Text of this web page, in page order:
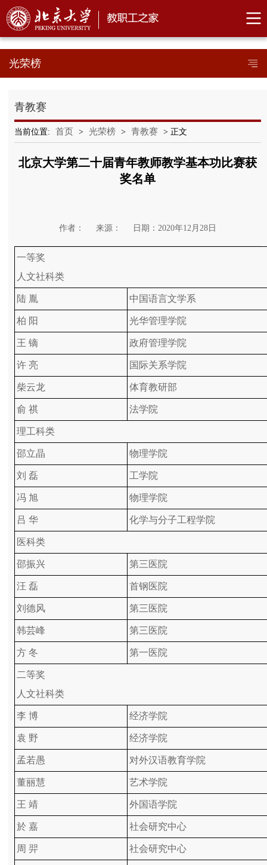
光荣榜
青教赛
当前位置: 首页 > 光荣榜 > 青教赛 > 正文
北京大学第二十届青年教师教学基本功比赛获
奖名单
作者： 来源： 日期：2020年12月28日
一等奖
人文社科类
陆 胤 中国语言文学系
柏 阳 光华管理学院
王 镝 政府管理学院
许 亮 国际关系学院
柴云龙 体育教研部
俞 祺 法学院
理工科类
邵立晶 物理学院
刘 磊 工学院
冯 旭 物理学院
吕 华 化学与分子工程学院
医科类
邵振兴 第三医院
汪 磊 首钢医院
刘德风 第三医院
韩芸峰 第三医院
方 冬 第一医院
二等奖
人文社科类
李 博 经济学院
袁 野 经济学院
孟若愚 对外汉语教育学院
董丽慧 艺术学院
王 靖 外国语学院
於 嘉 社会研究中心
周 羿 社会研究中心